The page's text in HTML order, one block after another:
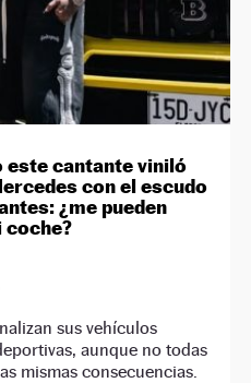
este cantante viniló
con el escudo
¿me pueden
sus vehículos
aunque no todas
mismas consecuencias.